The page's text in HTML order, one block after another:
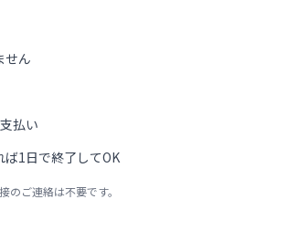
せん
払い
1日で終了してOK
ご連絡は不要です。